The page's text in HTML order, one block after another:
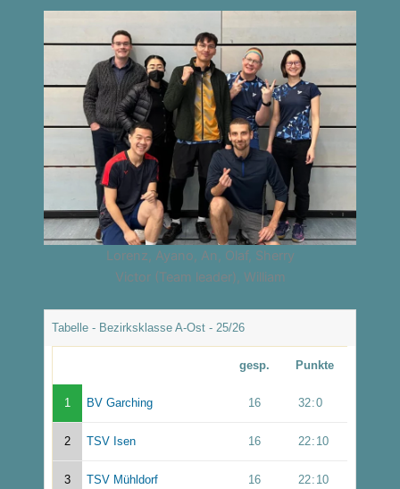
Lorenz, Ayano, An, Olaf, Sherry
Victor (Team leader), William
Tabelle - Bezirksklasse A-Ost - 25/26
gesp. Punkte
1 BV Garching 16 32:0
2 TSV Isen 16 22: 10
3 TSV Mühldorf 16 22: 10